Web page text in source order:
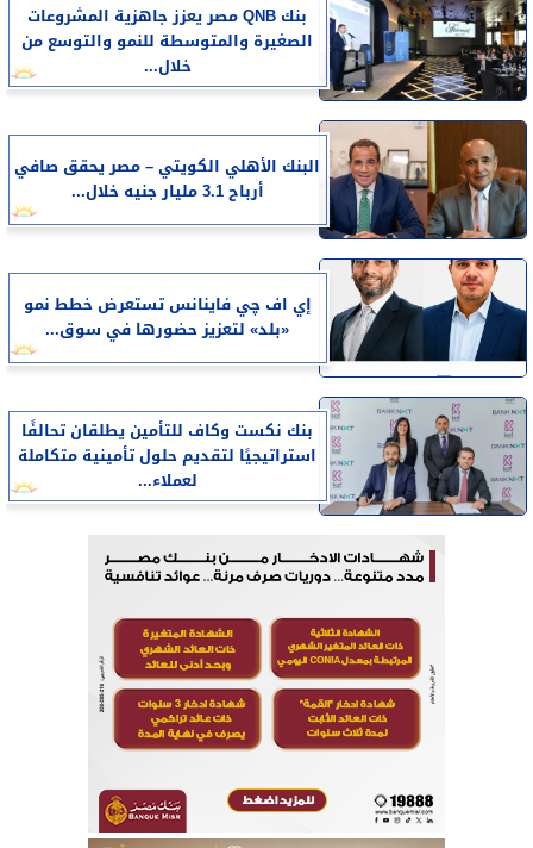
بنك QNB مصر يعزز جاهزية المشروعات
الصغيرة والمتوسطة للنمو والتوسع من
خلال...
البنك الأهلي الكويتي – مصر يحقق صافي
أرباح 3.1 مليار جنيه خلال...
إي اف چي فاينانس تستعرض خطط نمو
«بلد» لتعزيز حضورها في سوق...
بنك نكست وكاف للتأمين يطلقان تحالفًا
استراتيجيًا لتقديم حلول تأمينية متكاملة
لعملاء...